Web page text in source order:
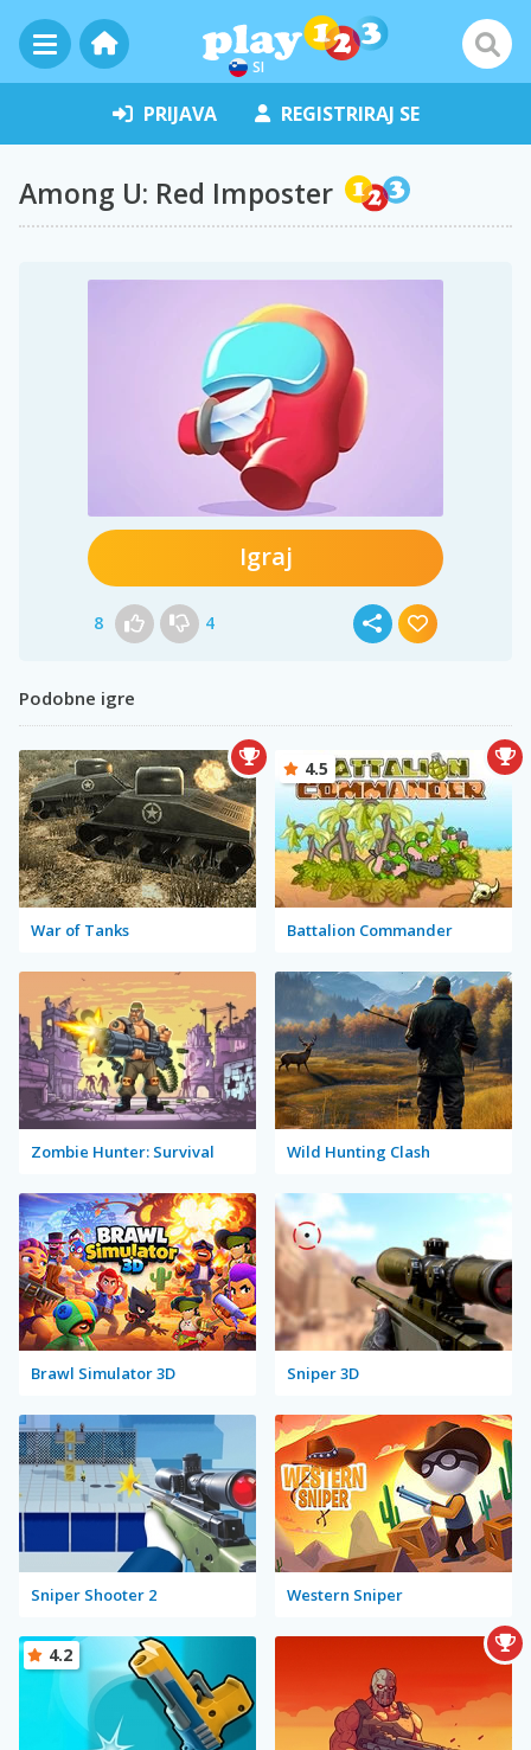
SI
PRIJAVA REGISTRIRAJ SE
Among U: Red Imposter
Igraj
8 4
Podobne igre
War of Tanks Battalion Commander
4.5
Zombie Hunter: Survival Wild Hunting Clash
Brawl Simulator 3D Sniper 3D
Sniper Shooter 2 Western Sniper
4.2